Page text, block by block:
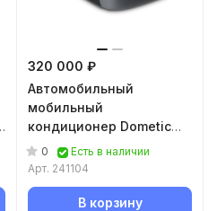
320 000 ₽
Автомобильный
мобильный
кондиционер Dometic
FreshJet FJX4 2200
0
Есть в наличии
Арт. 241104
В корзину